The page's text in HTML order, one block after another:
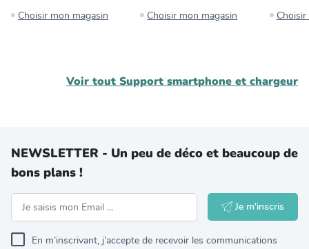
Choisir mon magasin Choisir mon magasin
Voir tout Support smartphone et chargeur
NEWSLETTER - Un peu de déco et beaucoup de
bons plans !
Je m'inscris
En m’inscrivant, j’accepte de recevoir les communications